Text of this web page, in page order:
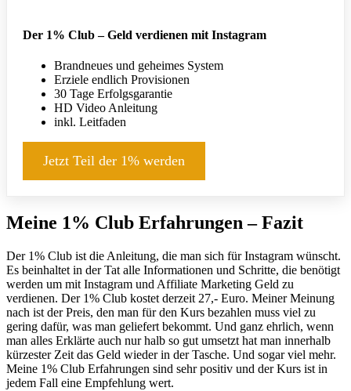
Der 1% Club – Geld verdienen mit Instagram
Brandneues und geheimes System
Erziele endlich Provisionen
30 Tage Erfolgsgarantie
HD Video Anleitung
inkl. Leitfaden
Jetzt Teil der 1% werden
Meine 1% Club Erfahrungen – Fazit
Der 1% Club ist die Anleitung, die man sich für Instagram wünscht.
Es beinhaltet in der Tat alle Informationen und Schritte, die benötigt
werden um mit Instagram und Affiliate Marketing Geld zu
verdienen. Der 1% Club kostet derzeit 27,- Euro. Meiner Meinung
nach ist der Preis, den man für den Kurs bezahlen muss viel zu
gering dafür, was man geliefert bekommt. Und ganz ehrlich, wenn
man alles Erklärte auch nur halb so gut umsetzt hat man innerhalb
kürzester Zeit das Geld wieder in der Tasche. Und sogar viel mehr.
Meine 1% Club Erfahrungen sind sehr positiv und der Kurs ist in
jedem Fall eine Empfehlung wert.